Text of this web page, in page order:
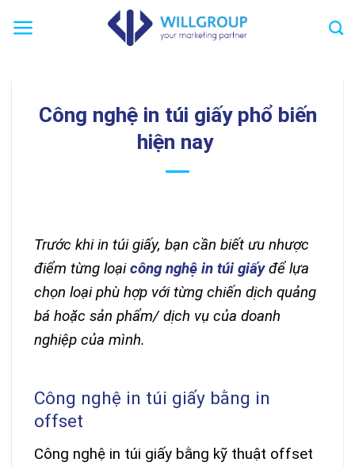
đến
Công nghệ in túi giấy phổ biến
hiện nay
Trước khi in túi giấy, bạn cần biết ưu nhược
điểm từng loạicông nghệ in túi giấy để lựa
chọn loại phù hợp với từng chiến dịch quảng
bá hoặc sản phẩm/ dịch vụ của doanh
nghiệp của mình.
Công nghệ in túi giấy bằng in
offset
Công nghệ in túi giấy bằng kỹ thuật offset